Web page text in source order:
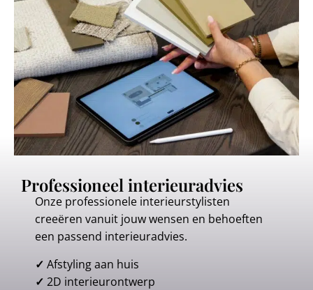
Professioneel interieuradvies
Onze professionele interieurstylisten
creeëren vanuit jouw wensen en behoeften
een passend interieuradvies.
✓ Afstyling aan huis
✓ 2D interieurontwerp